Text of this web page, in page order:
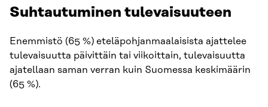
Suhtautuminen tulevaisuuteen
Enemmistö (65 %) eteläpohjanmaalaisista ajattelee
tulevaisuutta päivittäin tai viikoittain, tulevaisuutta
ajatellaan saman verran kuin Suomessa keskimäärin
(65 %).